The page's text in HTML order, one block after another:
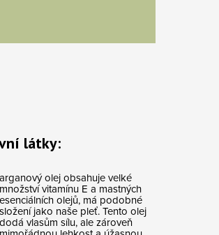
látky:
arganový olej obsahuje velké
množství vitamínu E a mastných
esenciálních olejů, má podobné
složení jako naše pleť. Tento olej
dodá vlasům sílu, ale zároveň